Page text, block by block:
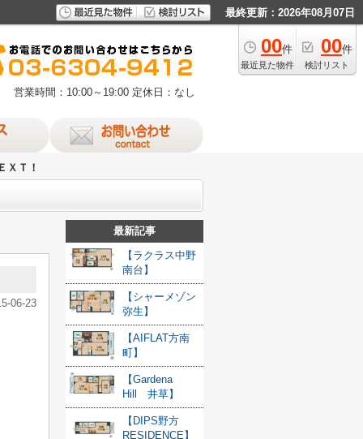
最終更新：2026年08月07日
00件
最近見た物件
00件
検討リスト
営業時間：10:00～19:00 定休日：なし
ＸＴ！
06-23
最新記事
【ラクラス中野
南台】
【シャーメゾン
弥生】
【AIFLAT方南
町】
【Gardena
Hill 井草】
【DIPS野方
RESIDENCE】